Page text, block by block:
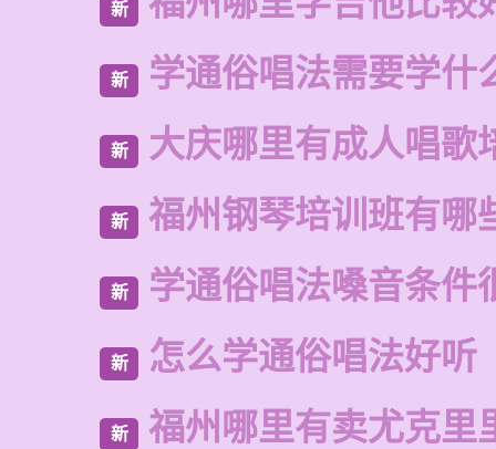
新
新 学通俗唱法需要学什
新 大庆哪里有成人唱歌
新 福州钢琴培训班有哪
新 学通俗唱法嗓音条件
新 怎么学通俗唱法好听
新 福州哪里有卖尤克里